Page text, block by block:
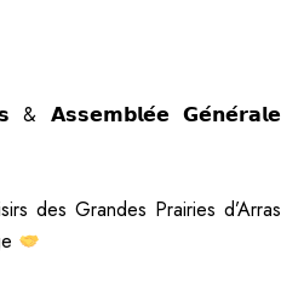
& 𝗔𝘀𝘀𝗲𝗺𝗯𝗹𝗲́𝗲 𝗚𝗲́𝗻𝗲́𝗿𝗮𝗹𝗲
des Grandes Prairies d’Arras